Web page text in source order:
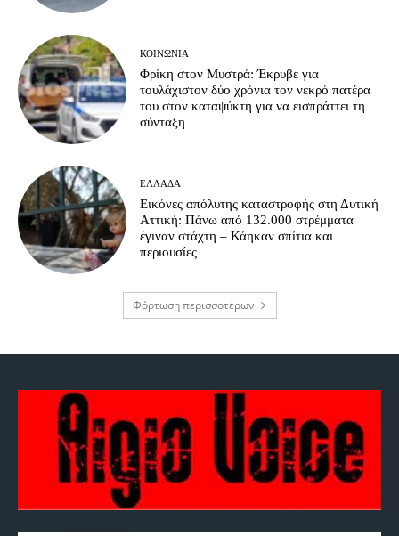
ΚΟΙΝΩΝΊΑ
Φρίκη στον Μυστρά: Έκρυβε για
τουλάχιστον δύο χρόνια τον νεκρό πατέρα
του στον καταψύκτη για να εισπράττει τη
σύνταξη
ΕΛΛΆΔΑ
Εικόνες απόλυτης καταστροφής στη Δυτική
Αττική: Πάνω από 132.000 στρέμματα
έγιναν στάχτη – Κάηκαν σπίτια και
περιουσίες
Φόρτωση περισσοτέρων